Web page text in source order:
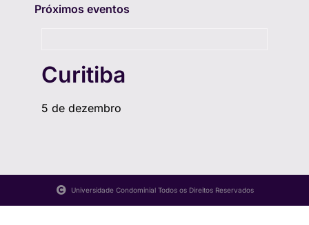
Próximos eventos
Curitiba
5 de dezembro
Universidade Condominial Todos os Direitos Reservados